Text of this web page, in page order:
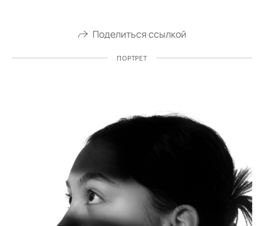
Поделиться ссылкой
ПОРТРЕТ